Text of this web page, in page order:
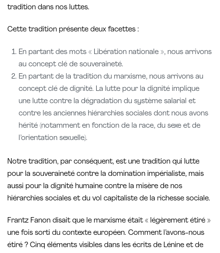
tradition dans nos luttes.
Cette tradition présente deux facettes :
En partant des mots « Libération nationale », nous arrivons
au concept clé de souveraineté.
En partant de la tradition du marxisme, nous arrivons au
concept clé de dignité. La lutte pour la dignité implique
une lutte contre la dégradation du système salarial et
contre les anciennes hiérarchies sociales dont nous avons
hérité (notamment en fonction de la race, du sexe et de
l’orientation sexuelle).
Notre tradition, par conséquent, est une tradition qui lutte
pour la souveraineté contre la domination impérialiste, mais
aussi pour la dignité humaine contre la misère de nos
hiérarchies sociales et du vol capitaliste de la richesse sociale.
Frantz Fanon disait que le marxisme était « légèrement étiré »
une fois sorti du contexte européen. Comment l’avons-nous
étiré ? Cinq éléments visibles dans les écrits de Lénine et de